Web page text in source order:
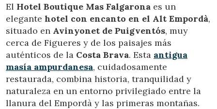
El Hotel Boutique Mas Falgarona es un
elegante hotel con encanto en el Alt Empordà,
situado en Avinyonet de Puigventós, muy
cerca de Figueres y de los paisajes más
auténticos de la Costa Brava. Esta antigua
masía ampurdanesa, cuidadosamente
restaurada, combina historia, tranquilidad y
naturaleza en un entorno privilegiado entre la
llanura del Empordà y las primeras montañas.